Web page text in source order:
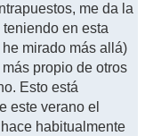
me da la
en esta
mirado más allá)
propio de otros
Esto está
este verano el
habitualmente